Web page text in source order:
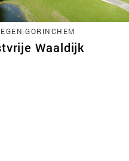
GORINCHEM
Waaldijk